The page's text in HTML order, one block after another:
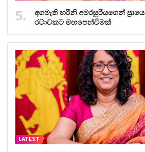
අගමැති හරිනි අමරසූරියගෙන්
රටාවකට මඟපෙන්වීමක්
LATEST